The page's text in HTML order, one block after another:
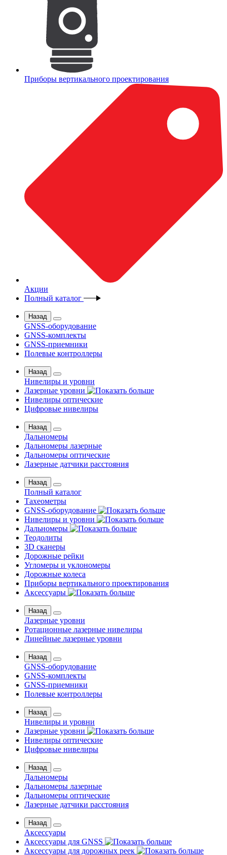
Приборы вертикального проектирования
Акции
Полный каталог
Назад
GNSS-оборудование
GNSS-комплекты
GNSS-приемники
Полевые контроллеры
Назад
Нивелиры и уровни
Лазерные уровни
Нивелиры оптические
Цифровые нивелиры
Назад
Дальномеры
Дальномеры лазерные
Дальномеры оптические
Лазерные датчики расстояния
Назад
Полный каталог
Тахеометры
GNSS-оборудование
Нивелиры и уровни
Дальномеры
Теодолиты
3D сканеры
Дорожные рейки
Угломеры и уклономеры
Дорожные колеса
Приборы вертикального проектирования
Аксессуары
Назад
Лазерные уровни
Ротационные лазерные нивелиры
Линейные лазерные уровни
Назад
GNSS-оборудование
GNSS-комплекты
GNSS-приемники
Полевые контроллеры
Назад
Нивелиры и уровни
Лазерные уровни
Нивелиры оптические
Цифровые нивелиры
Назад
Дальномеры
Дальномеры лазерные
Дальномеры оптические
Лазерные датчики расстояния
Назад
Аксессуары
Аксессуары для GNSS
Аксессуары для дорожных реек